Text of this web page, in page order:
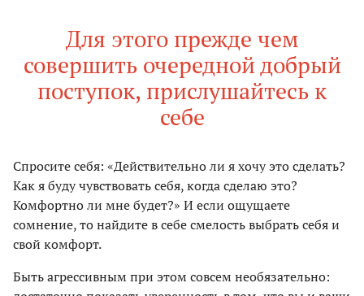
Для этого прежде чем
совершить очередной добрый
поступок, прислушайтесь к
себе
Спросите себя: «Действительно ли я хочу это сделать?
Как я буду чувствовать себя, когда сделаю это?
Комфортно ли мне будет?» И если ощущаете
сомнение, то найдите в себе смелость выбрать себя и
свой комфорт.
Быть агрессивным при этом совсем необязательно: